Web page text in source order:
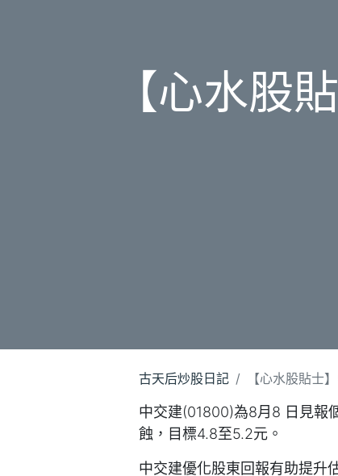
【心水股
古天后炒股日記 【心水股貼士
中交建(01800)為8月8 日見報
蝕，目標4.8至5.2元。
中交建優化股東回報有助提升